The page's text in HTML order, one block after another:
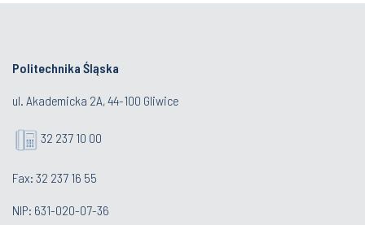
Politechnika Śląska
ul. Akademicka 2A, 44-100 Gliwice
32 237 10 00
Fax: 32 237 16 55
NIP: 631-020-07-36